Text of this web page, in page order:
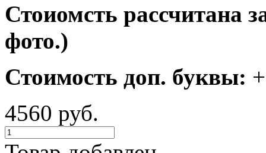
Стоиомсть рассчитана
фото.)
Стоимость доп. буквы:
4560 руб.